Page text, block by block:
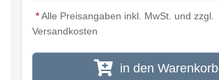
*Alle Preisangaben inkl. MwSt. und zzgl.
Versandkosten
in den Warenkorb